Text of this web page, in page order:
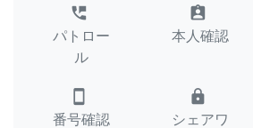
perm_phone_msg
パトロー
ル
assignment_ind
本人確認
smartphone
番号確認
lock
シェアワ